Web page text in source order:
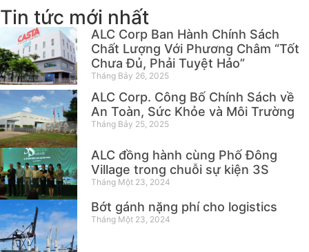
Tin tức mới nhất
ALC Corp Ban Hành Chính Sách
Chất Lượng Với Phương Châm “Tốt
Chưa Đủ, Phải Tuyệt Hảo”
Tháng Bảy 26, 2025
ALC Corp. Công Bố Chính Sách về
An Toàn, Sức Khỏe và Môi Trường
Tháng Bảy 25, 2025
ALC đồng hành cùng Phố Đông
Village trong chuỗi sự kiện 3S
Tháng Một 23, 2024
Bớt gánh nặng phí cho logistics
Tháng Một 23, 2024